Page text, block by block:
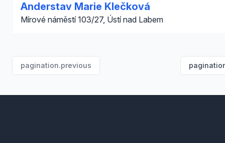
Anderstav Marie Klečková
Mírové náměstí 103/27, Ústí nad Labem
pagination.previous